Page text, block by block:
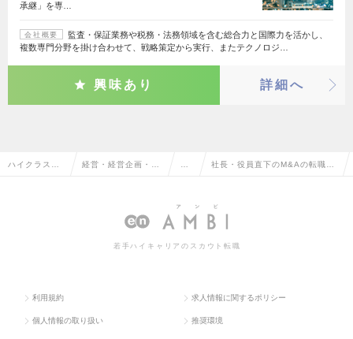
承継」を専…
会社概要
監査・保証業務や税務・法務領域を含む総合力と国際力を活かし、
複数専門分野を掛け合わせて、戦略策定から実行、またテクノロジ…
興味あり 詳細へ
ハイクラス求 経営・経営企画・事 M& 社長・役員直下のM&Aの転職・
若手ハイキャリアのスカウト転職
利用規約 求人情報に関するポリシー
個人情報の取り扱い 推奨環境